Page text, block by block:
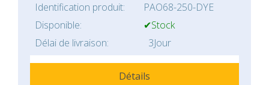
Identification produit:
PAO68-250-DYE
Disponible:
✔Stock
Délai de livraison:
3Jour
Détails